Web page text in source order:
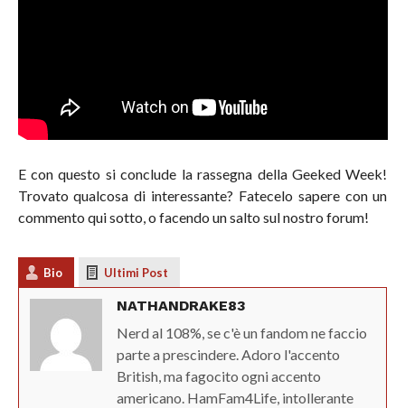
E con questo si conclude la rassegna della Geeked Week!
Trovato qualcosa di interessante? Fatecelo sapere con un
commento qui sotto, o facendo un salto sul nostro forum!
Bio Ultimi Post
NATHANDRAKE83
Nerd al 108%, se c'è un fandom ne faccio
parte a prescindere. Adoro l'accento
British, ma fagocito ogni accento
americano. HamFam4Life, intollerante